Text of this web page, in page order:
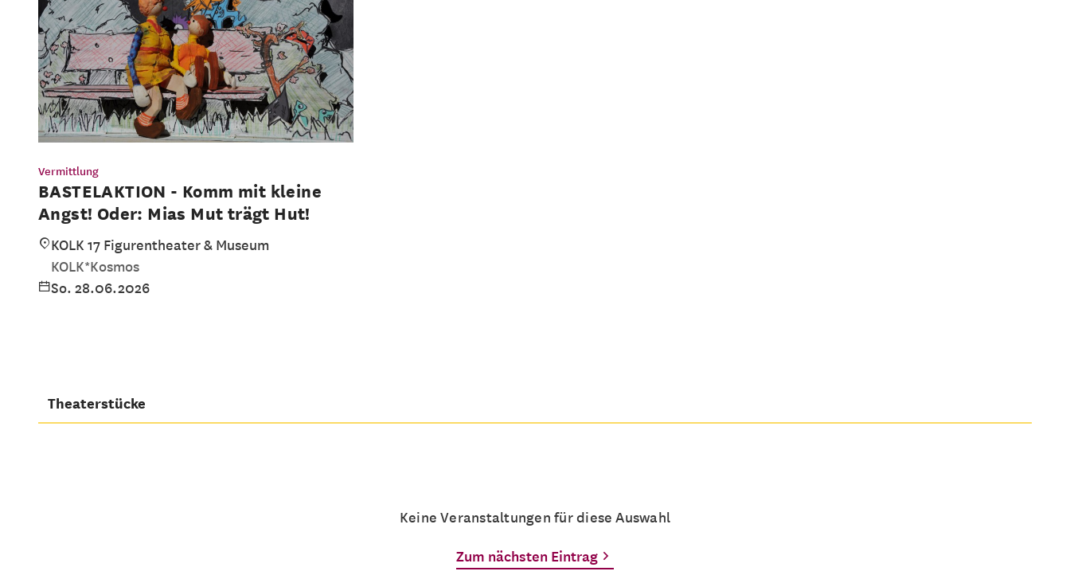
Vermittlung
BASTELAKTION - Komm mit kleine
Angst! Oder: Mias Mut trägt Hut!
KOLK 17 Figurentheater & Museum
KOLK*Kosmos
So. 28.06.2026
Theaterstücke
Keine Veranstaltungen für diese Auswahl
Zum nächsten Eintrag